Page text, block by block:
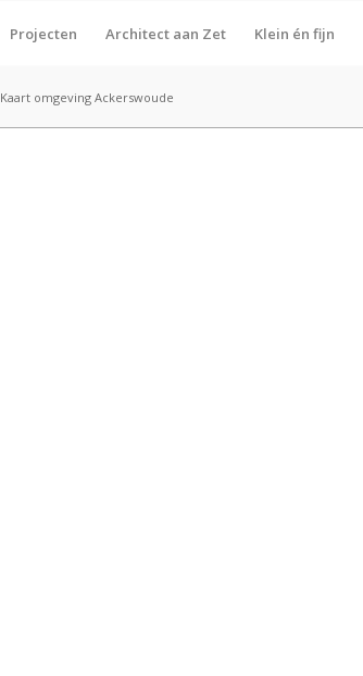
Projecten Architect aan Zet Klein én fijn
Kaart omgeving Ackerswoude